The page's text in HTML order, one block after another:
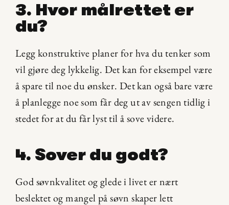
3. Hvor målrettet er
du?
Legg konstruktive planer for hva du tenker som
vil gjøre deg lykkelig. Det kan for eksempel være
å spare til noe du ønsker. Det kan også bare være
å planlegge noe som får deg ut av sengen tidlig i
stedet for at du får lyst til å sove videre.
4. Sover du godt?
God søvnkvalitet og glede i livet er nært
beslektet og mangel på søvn skaper lett